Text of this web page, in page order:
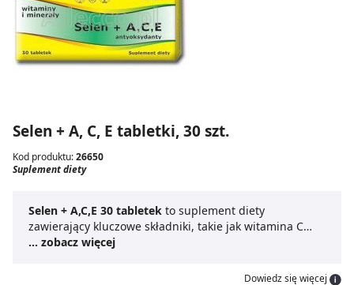
Selen + A, C, E tabletki, 30 szt.
Kod produktu:26650
Suplement diety
Selen + A,C,E 30 tabletek to suplement diety
zawierający kluczowe składniki, takie jak witamina C
(askorbinian sodu), witamina E (octan D, L-alfa-
wspiera normalne
... zobacz więcej
Dowiedz się więcej